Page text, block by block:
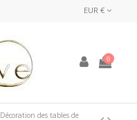
EUR €
0
Décoration des tables de